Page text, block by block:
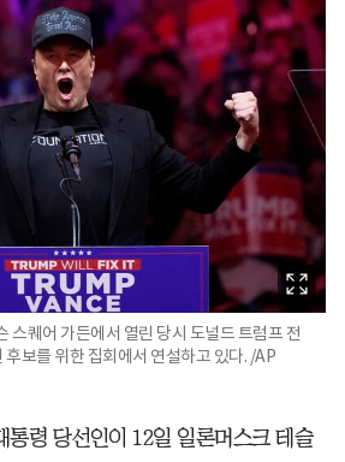
스퀘어 가든에서 열린 당시 도널드 트럼프 전
후보를 위한 집회에서 연설하고 있다. /AP
통령 당선인이 12일 일론머스크 테슬